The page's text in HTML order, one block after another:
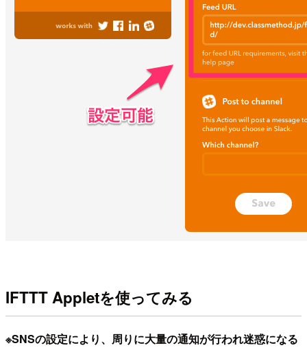
IFTTT Appletを使ってみる
※SNSの設定により、周りに大量の通知が行われ迷惑になる